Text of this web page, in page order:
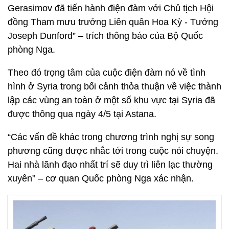
Gerasimov đã tiến hành điện đàm với Chủ tịch Hội
đồng Tham mưu trưởng Liên quân Hoa Kỳ - Tướng
Joseph Dunford” – trích thông báo của Bộ Quốc
phòng Nga.
Theo đó trọng tâm của cuộc điện đàm nó về tình
hình ở Syria trong bối cảnh thỏa thuận về việc thành
lập các vùng an toàn ở một số khu vực tại Syria đã
được thông qua ngày 4/5 tại Astana.
“Các vấn đề khác trong chương trình nghị sự song
phương cũng được nhắc tới trong cuộc nói chuyện.
Hai nhà lãnh đạo nhất trí sẽ duy trì liên lạc thường
xuyên” – cơ quan Quốc phòng Nga xác nhận.